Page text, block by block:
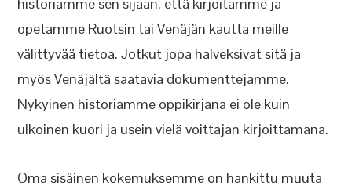
opetamme Ruotsin tai Venäjän kautta meille
välittyvää tietoa. Jotkut jopa halveksivat sitä ja
myös Venäjältä saatavia dokumenttejamme.
Nykyinen historiamme oppikirjana ei ole kuin
ulkoinen kuori ja usein vielä voittajan kirjoittamana.
Oma sisäinen kokemuksemme on hankittu muuta